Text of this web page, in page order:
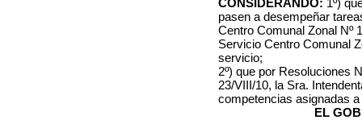
CONSIDERANDO: 1º)
pasen a desempeñar
Centro Comunal Zonal Nº
Servicio Centro Comunal
servicio;
2º) que por Resoluciones
23/VIII/10, la Sra.
competencias asignadas
EL